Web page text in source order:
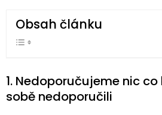
Obsah článku
1. Nedoporučujeme nic
sobě nedoporučili